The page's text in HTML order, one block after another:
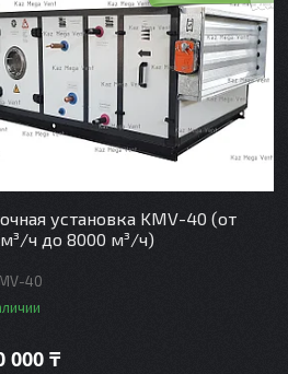
установка KMV-40 (от
ч до 8000 м³/ч)
40
000 ₸